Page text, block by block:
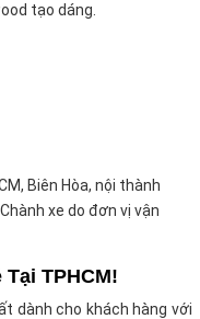
tạo dáng.
Biên Hòa, nội thành
xe do đơn vị vận
TPHCM!
dành cho khách hàng với